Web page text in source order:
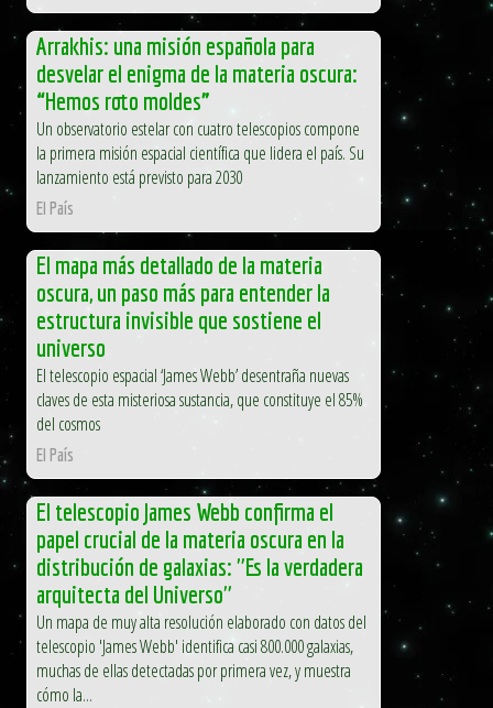
Arrakhis: una misión española para
desvelar el enigma de la materia oscura:
“Hemos roto moldes”
Un observatorio estelar con cuatro telescopios compone
la primera misión espacial científica que lidera el país. Su
lanzamiento está previsto para 2030
El País
El mapa más detallado de la materia
oscura, un paso más para entender la
estructura invisible que sostiene el
universo
El telescopio espacial ‘James Webb’ desentraña nuevas
claves de esta misteriosa sustancia, que constituye el 85%
del cosmos
El País
El telescopio James Webb confirma el
papel crucial de la materia oscura en la
distribución de galaxias: "Es la verdadera
arquitecta del Universo"
Un mapa de muy alta resolución elaborado con datos del
telescopio 'James Webb' identifica casi 800.000 galaxias,
muchas de ellas detectadas por primera vez, y muestra
cómo la...